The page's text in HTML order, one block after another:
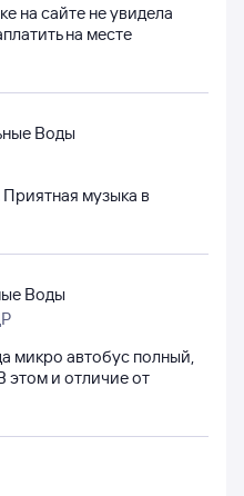
на сайте не увидела
на месте
Воды
музыка в
Воды
микро автобус полный,
этом и отличие от